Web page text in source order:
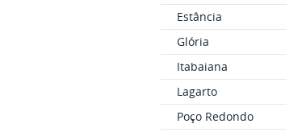
Estância
Glória
Itabaiana
Lagarto
Poço Redondo